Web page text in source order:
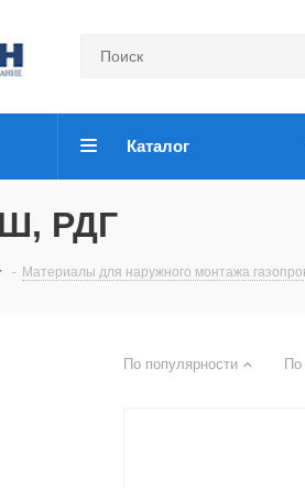
Каталог
РДГ
- Материалы для наружного монтажа
По популярности